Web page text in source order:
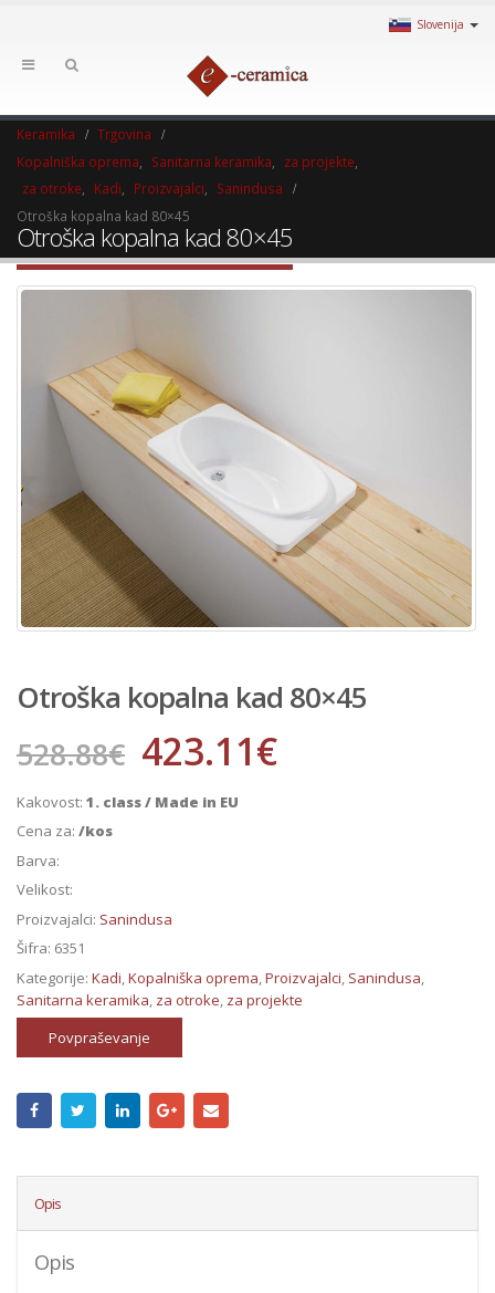
Slovenija
Keramika
Trgovina
Kopalniška oprema
Sanitarna keramika za projekte
za otroke
Kadi Proizvajalci
Sanindusa
Otroška kopalna kad 80×45
Otroška kopalna kad 80×45
Otroška kopalna kad 80×45
528.88€ 423.11€
Kakovost: 1. class / Made in EU
Cena za: /kos
Barva:
Velikost:
Proizvajalci: Sanindusa
Šifra: 6351
Kategorije: Kadi,Kopalniška oprema,Proizvajalci, Sanindusa,
Sanitarna keramika, za otroke, za projekte
Povpraševanje
Opis
Opis